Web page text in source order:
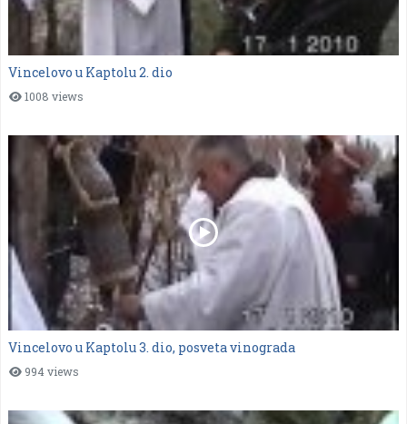
Vincelovo u Kaptolu 2. dio
1008 views
Vincelovo u Kaptolu 3. dio, posveta vinograda
994 views